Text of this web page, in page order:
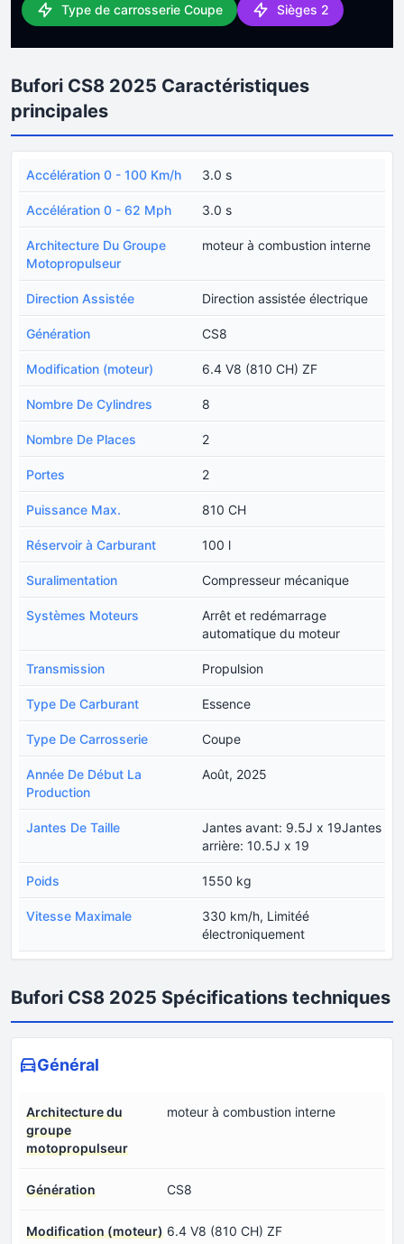
Type de carrosserie Coupe Sièges 2
Bufori CS8 2025 Caractéristiques
principales
Accélération 0 - 100 Km/h 3.0 s
Accélération 0 - 62 Mph 3.0 s
Architecture Du Groupe
Motopropulseur
moteur à combustion interne
Direction Assistée Direction assistée électrique
Génération CS8
Modification (moteur) 6.4 V8 (810 CH) ZF
Nombre De Cylindres 8
Nombre De Places 2
Portes 2
Puissance Max. 810 CH
Réservoir à Carburant 100 l
Suralimentation Compresseur mécanique
Systèmes Moteurs
Arrêt et redémarrage
automatique du moteur
Transmission Propulsion
Type De Carburant Essence
Type De Carrosserie Coupe
Année De Début La
Production
Août, 2025
Jantes De Taille
Jantes avant: 9.5J x 19Jantes
arrière: 10.5J x 19
Poids 1550 kg
Vitesse Maximale
330 km/h, Limitéé
électroniquement
Bufori CS8 2025 Spécifications techniques
Général
Architecture du
groupe
motopropulseur
moteur à combustion interne
Génération CS8
Modification (moteur) 6.4 V8 (810 CH) ZF